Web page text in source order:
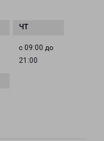
с 09:00 до
21:00